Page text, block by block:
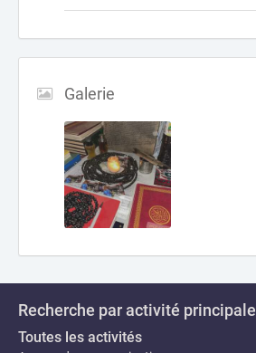
Galerie
Recherche par activité principale
Toutes les activités